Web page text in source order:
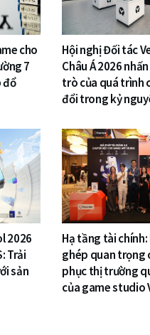
cho
7
đổ
Hội nghị Đối tác
Châu Á 2026
trò của quá trình
đổi trong kỷ
2026
Trải
sản
Hạ tầng tài chính:
ghép quan trọng
phục thị trường
của game studio